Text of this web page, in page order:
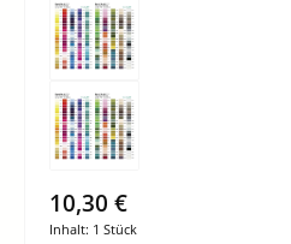
10,30 €
Inhalt: 1 Stück